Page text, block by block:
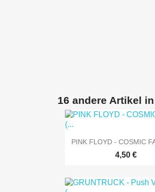
16 andere Artikel
 Vorschau
PINK FLOYD - COSMIC
4,50 €